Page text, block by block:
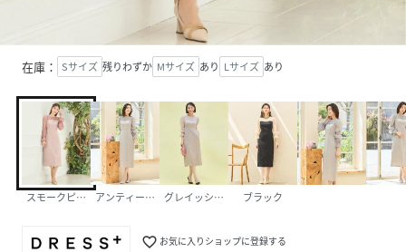
在庫： Sサイズ 残りわずか Mサイズ あり Lサイズ あり
スモークピンク アンティークシルバーグレイッシュベージュブラック
favorite_border お気に入りショップに登録する